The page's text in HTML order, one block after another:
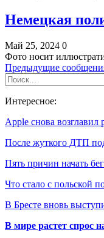
Немецкая
Май 25, 2024 0
Фото носит
Предыдущие
Интересное:
Apple снова
После жуткого ДТП
Пять причин начать
Что стало с польской
В Бресте вновь
В мире растет спрос